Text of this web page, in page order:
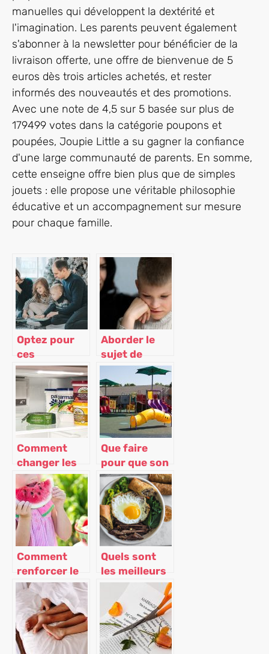
manuelles qui développent la dextérité et
l'imagination. Les parents peuvent également
s'abonner à la newsletter pour bénéficier de la
livraison offerte, une offre de bienvenue de 5
euros dès trois articles achetés, et rester
informés des nouveautés et des promotions.
Avec une note de 4,5 sur 5 basée sur plus de
179499 votes dans la catégorie poupons et
poupées, Joupie Little a su gagner la confiance
d'une large communauté de parents. En somme,
cette enseigne offre bien plus que de simples
jouets : elle propose une véritable philosophie
éducative et un accompagnement sur mesure
pour chaque famille.
Optez pour
ces
méthodes
pour vous
rapprocher
de vos
enfants!
Aborder le
sujet de
sexualité
avec vos
ados
Comment
changer les
clayettes de
son frigo ?
Que faire
pour que son
enfant puisse
jouer tout en
restant à la
maison ?
Comment
renforcer le
système
immunitaire
des enfants ?
Quels sont
les meilleurs
brunchs de
Paris ?